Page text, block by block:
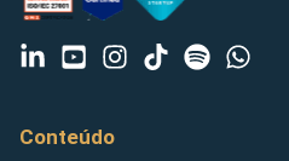
Conteúdo